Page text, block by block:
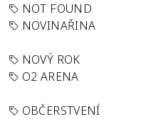
NOT FOUND
NOVINAŘINA
NOVÝ ROK
O2 ARENA
OBČERSTVENÍ